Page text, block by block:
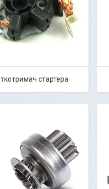
стартера